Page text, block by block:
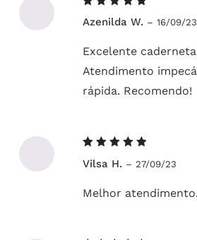
5de 5
Azenilda W. – 16/09/23
Excelente
Atendimento
rápida. Recomendo!
5de 5
Vilsa H. – 27/09/23
Melhor atendimento.